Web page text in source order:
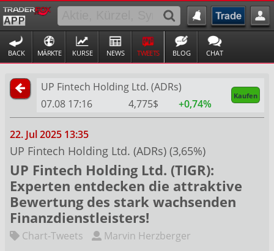
BACK MÄRKTE KURSE NEWS TWEETS BLOG CHAT
UP Fintech Holding Ltd. (ADRs)
Kaufen
07.08 17:16 4,775$ +0,74%
22. Jul 2025 13:35
UP Fintech Holding Ltd. (ADRs) (3,65%)
UP Fintech Holding Ltd. (TIGR):
Experten entdecken die attraktive
Bewertung des stark wachsenden
Finanzdienstleisters!
Chart-Tweets
Marvin Herzberger